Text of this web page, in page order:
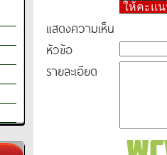
ให้คะแ
แสดงความเห็น
หัวข้อ
รายละเอียด